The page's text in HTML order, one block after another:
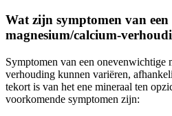
Wat zijn symptomen van een
magnesium/calcium-
Symptomen van een onevenwichtige
verhouding kunnen variëren,
tekort is van het ene mineraal ten
voorkomende symptomen zijn: